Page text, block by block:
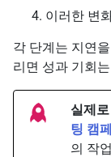
이러한 변
각 단계는 지연
리면 성과 기회
실제
팅 캠
의 작